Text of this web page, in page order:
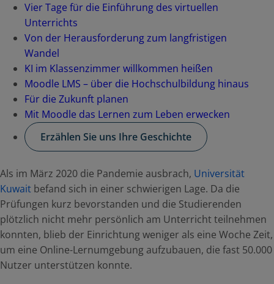
Vier Tage für die Einführung des virtuellen
Unterrichts
Von der Herausforderung zum langfristigen
Wandel
KI im Klassenzimmer willkommen heißen
Moodle LMS – über die Hochschulbildung hinaus
Für die Zukunft planen
Mit Moodle das Lernen zum Leben erwecken
Erzählen Sie uns Ihre Geschichte
Als im März 2020 die Pandemie ausbrach, Universität
Kuwait befand sich in einer schwierigen Lage. Da die
Prüfungen kurz bevorstanden und die Studierenden
plötzlich nicht mehr persönlich am Unterricht teilnehmen
konnten, blieb der Einrichtung weniger als eine Woche Zeit,
um eine Online-Lernumgebung aufzubauen, die fast 50.000
Nutzer unterstützen konnte.